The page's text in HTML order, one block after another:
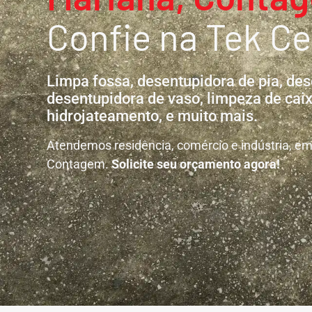
Confie na Tek
Limpa fossa, desentupidora de pia,
desentupidora de vaso, limpeza de
hidrojateamento, e muito mais.
Atendemos residência, comércio e indústria,
Contagem.Solicite seu orçamento agora!